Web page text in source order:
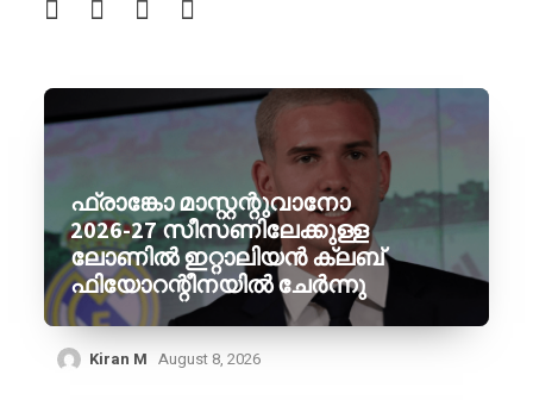
ഫ്രാങ്കോ മാസ്റ്റന്റുവാനോ
2026-27 സീസണിലേക്കുള്ള
ലോണിൽ ഇറ്റാലിയൻ ക്ലബ്
ഫിയോറന്റീനയിൽ ചേർന്നു
Kiran M August 8, 2026